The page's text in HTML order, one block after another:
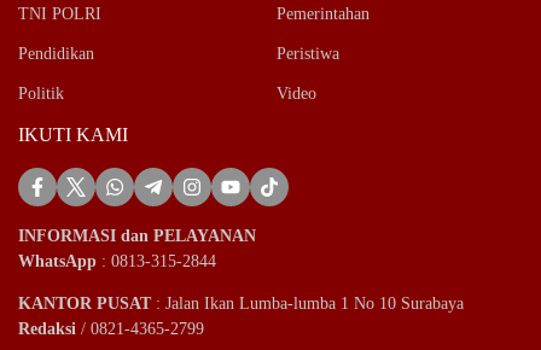
TNI POLRI Pemerintahan
Pendidikan Peristiwa
Politik Video
IKUTI KAMI
INFORMASI dan PELAYANAN
WhatsApp : 0813-315-2844
KANTOR PUSAT: Jalan Ikan Lumba-lumba 1 No 10 Surabaya
Redaksi / 0821-4365-2799